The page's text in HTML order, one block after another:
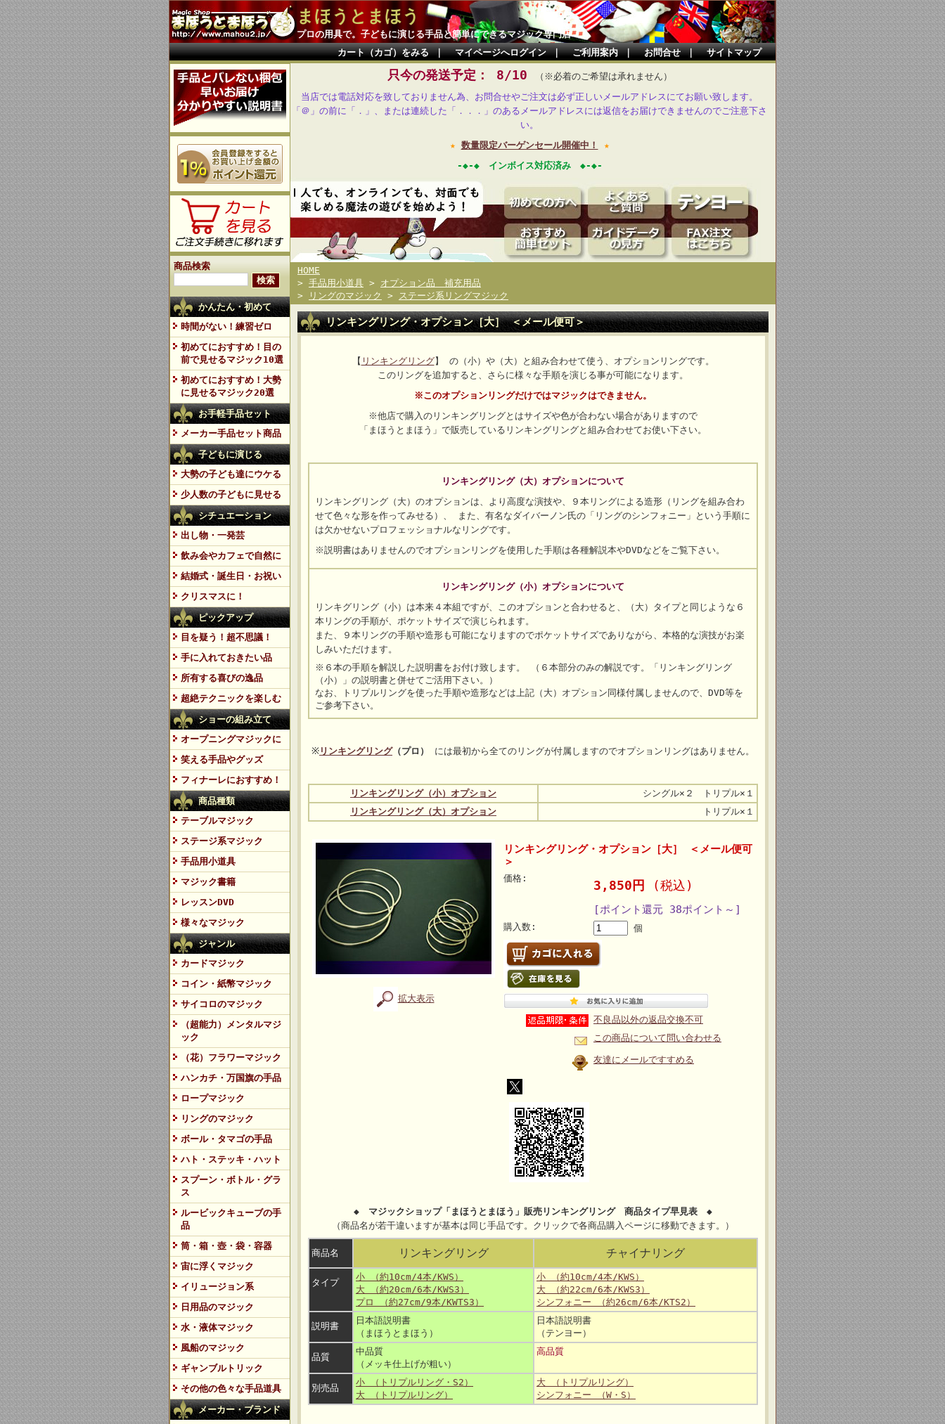
まほうとまほう
プロの用具で。子どもに演じる手品と簡単にできるマジック専門店
カート（カゴ）をみる｜ マイページへログイン｜ ご利用案内｜ お問合せ｜ サイトマップ
商品検索
かんたん・初めて
時間がない！練習ゼロ
初めてにおすすめ！目の
前で見せるマジック10選
初めてにおすすめ！大勢
に見せるマジック20選
お手軽手品セット
メーカー手品セット商品
子どもに演じる
大勢の子ども達にウケる
少人数の子どもに見せる
シチュエーション
出し物・一発芸
飲み会やカフェで自然に
結婚式・誕生日・お祝い
クリスマスに！
ピックアップ
目を疑う！超不思議！
手に入れておきたい品
所有する喜びの逸品
超絶テクニックを楽しむ
ショーの組み立て
オープニングマジックに
笑える手品やグッズ
フィナーレにおすすめ！
商品種類
テーブルマジック
ステージ系マジック
手品用小道具
マジック書籍
レッスンDVD
様々なマジック
ジャンル
カードマジック
コイン・紙幣マジック
サイコロのマジック
（超能力）メンタルマジ
ック
（花）フラワーマジック
ハンカチ・万国旗の手品
ロープマジック
リングのマジック
ボール・タマゴの手品
ハト・ステッキ・ハット
スプーン・ボトル・グラ
ス
ルービックキューブの手
品
筒・箱・壺・袋・容器
宙に浮くマジック
イリュージョン系
日用品のマジック
水・液体マジック
風船のマジック
ギャンブルトリック
その他の色々な手品道具
メーカー・ブランド
只今の発送予定： 8/10
（※必着のご希望は承れません）
当店では電話対応を致しておりません為、お問合せやご注文は必ず正しいメールアドレスにてお願い致します。
「＠」の前に「．」、または連続した「．．．」のあるメールアドレスには返信をお届けできませんのでご注意下さ
い。
★ 数量限定バーゲンセール開催中！
★
-◆-◆ インボイス対応済み ◆-◆-
HOME
> 手品用小道具 > オプション品 補充用品
>
リングのマジック > ステージ系リングマジック
リンキングリング・オプション［大］ ＜メール便可＞
【 リンキングリング】 の（小）や（大）と組み合わせて使う、オプションリングです。
このリングを追加すると、さらに様々な手順を演じる事が可能になります。
※このオプションリングだけではマジックはできません。
※他店で購入のリンキングリングとはサイズや色が合わない場合がありますので
「まほうとまほう」で販売しているリンキングリングと組み合わせてお使い下さい。
リンキングリング（大）オプションについて
リンキングリング（大）のオプションは、より高度な演技や、９本リングによる造形（リングを組み合わ
せて色々な形を作ってみせる）、 また、有名なダイバーノン氏の「リングのシンフォニー」という手順に
は欠かせないプロフェッショナルなリングです。
※説明書はありませんのでオプションリングを使用した手順は各種解説本やDVDなどをご覧下さい。
リンキングリング（小）オプションについて
リンキグリング（小）は本来４本組ですが、このオプションと合わせると、（大）タイプと同じような６
本リングの手順が、ポケットサイズで演じられます。
また、９本リングの手順や造形も可能になりますのでポケットサイズでありながら、本格的な演技がお楽
しみいただけます。
※６本の手順を解説した説明書をお付け致します。 （６本部分のみの解説です。「リンキングリング
（小）」の説明書と併せてご活用下さい。）
なお、トリプルリングを使った手順や造形などは上記（大）オプション同様付属しませんので、DVD等を
ご参考下さい。
※ リンキングリング（プロ） には最初から全てのリングが付属しますのでオプションリングはありません。
リンキングリング（小）オプション
シングル×２ トリプル×１
リンキングリング（大）オプション
トリプル×１
拡大表示
リンキングリング・オプション［大］ ＜メール便可
＞
価格: 3,850円 (税込)
[ポイント還元 38ポイント～]
購入数: 個
不良品以外の返品交換不可
この商品について問い合わせる
友達にメールですすめる
◆ マジックショップ「まほうとまほう」販売リンキングリング 商品タイプ早見表 ◆
（商品名が若干違いますが基本は同じ手品です。クリックで各商品購入ページに移動できます。）
商品名 リンキングリング チャイナリング
タイプ
小 （約10cm/4本/KWS）
大 （約20cm/6本/KWS3）
プロ （約27cm/9本/KWTS3）
小 （約10cm/4本/KWS）
大 （約22cm/6本/KWS3）
シンフォニー （約26cm/6本/KTS2）
説明書
日本語説明書
（まほうとまほう）
日本語説明書
（テンヨー）
品質
中品質
（メッキ仕上げが粗い）
高品質
別売品
小 （トリプルリング・S2）
大 （トリプルリング）
大 （トリプルリング）
シンフォニー （W・S）